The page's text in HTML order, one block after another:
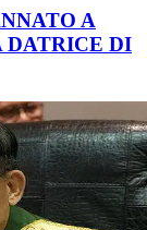
A
DATRICE DI